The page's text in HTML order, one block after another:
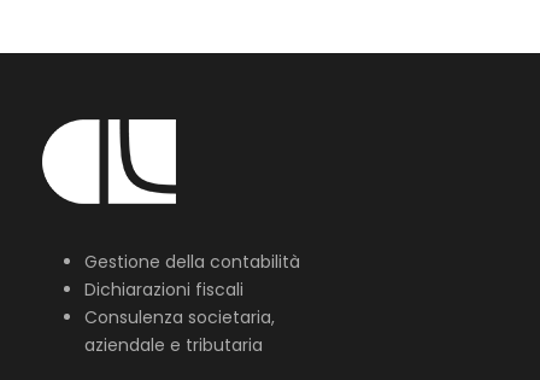
Gestione della contabilità
Dichiarazioni fiscali
Consulenza societaria,
aziendale e tributaria